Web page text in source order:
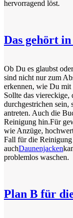
hervorragend löst.
Das gehört
Ob Du es glaubst
sind nicht nur zum
erkennen, wie Du mit
Sollte das viereckige,
durchgestrichen sein,
antreten. Auch die
Reinigung hin.Für
wie Anzüge,
Fall für die
auchDaunenjacken
problemlos waschen.
Plan B für